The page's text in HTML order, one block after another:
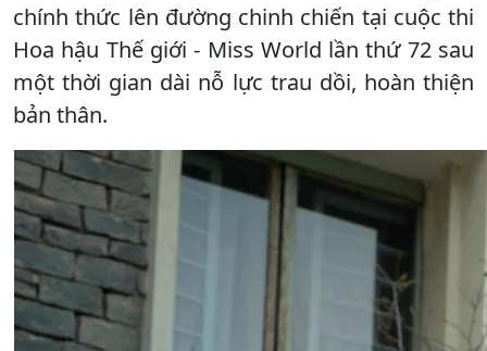
chính thức lên đường chinh chiến tại cuộc thi
Hoa hậu Thế giới - Miss World lần thứ 72 sau
một thời gian dài nỗ lực trau dồi, hoàn thiện
bản thân.